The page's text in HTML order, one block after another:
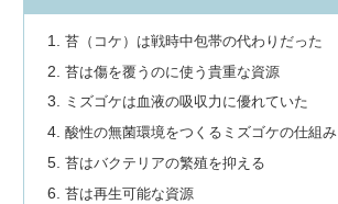
苔（コケ）は戦時中包帯の代わりだった
苔は傷を覆うのに使う貴重な資源
ミズゴケは血液の吸収力に優れていた
酸性の無菌環境をつくるミズゴケの仕組み
苔はバクテリアの繁殖を抑える
苔は再生可能な資源